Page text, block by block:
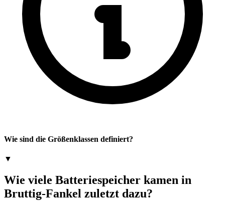
Wie sind die Größenklassen definiert?
▼
Wie viele Batteriespeicher kamen in
Bruttig-Fankel zuletzt dazu?